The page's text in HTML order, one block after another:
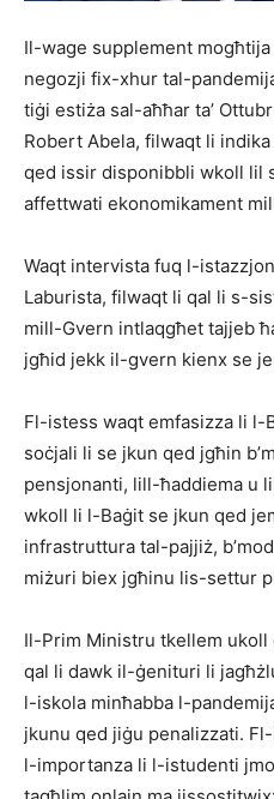
Il-wage supplement
negozji fix-xhur tal-
tiġi estiża sal-aħħar ta’
Robert Abela, filwaqt li
qed issir disponibbli wkoll lil
affettwati ekonomikament
Waqt intervista fuq l-
Laburista, filwaqt li qal li s-
mill-Gvern intlaqgħet tajjeb
jgħid jekk il-gvern kienx se
Fl-istess waqt emfasizza li l-
soċjali li se jkun qed jgħin
pensjonanti, lill-ħaddiema u
wkoll li l-Baġit se jkun qed
infrastruttura tal-pajjiż,
miżuri biex jgħinu lis-settur
Il-Prim Ministru tkellem
qal li dawk il-ġenituri li
l-iskola minħabba l-
jkunu qed jiġu penalizzati.
l-importanza li l-istudenti